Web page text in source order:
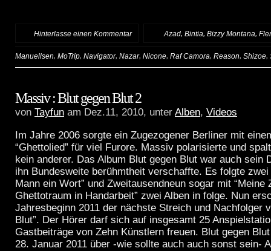
Hinterlasse einen Kommentar :Azad, Bintia, Bizzy Montana, Fler
Manuellsen, MoTrip, Navigator, Nazar, Nicone, Raf Camora, Reason, Shizoe,
Massiv : Blut gegen Blut 2
von Tayfun am Dez.11, 2010, unter Alben, Videos
Im Jahre 2006 sorgte ein Zugezogener Berliner mit
“Ghettolied” für viel Furore. Massiv polarisierte und
kein anderer. Das Album Blut gegen Blut war auch sein
ihn Bundesweite berühmtheit verschaffte. Es folgte
Mann ein Wort” und Zweitausendneun sogar mit “Meine
Ghettotraum in Handarbeit” zwei Alben in folge. Nun
Jahresbeginn 2011 der nächste Streich und Nachfolger
Blut”. Der Hörer darf sich auf insgesamt 25
Gastbeiträge von Zehn Künstlern freuen. Blut gegen
28. Januar 2011 über -wie sollte auch auch sonst sein-